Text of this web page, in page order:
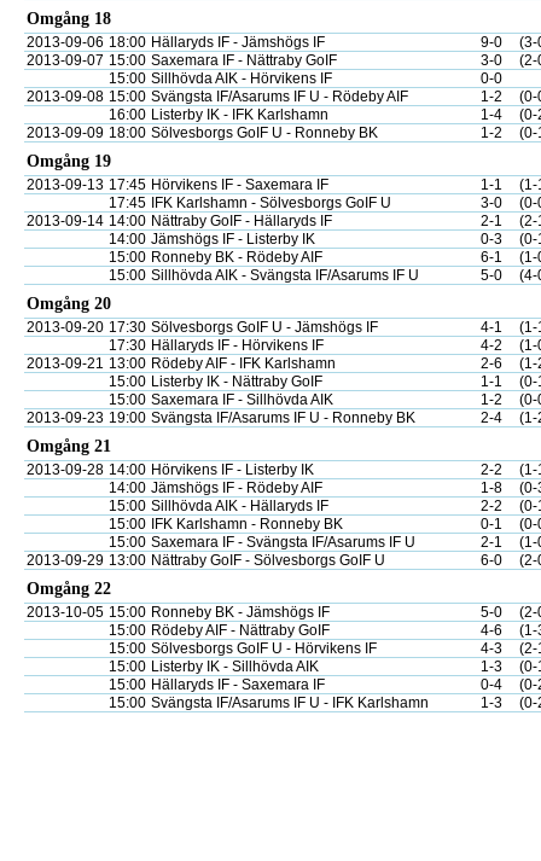
Omgång 18
2013-09-06 18:00 Hällaryds IF - Jämshögs IF 9-0
(3-
2013-09-07 15:00 Saxemara IF - Nättraby GoIF 3-0
(2-
15:00 Sillhövda AIK - Hörvikens IF
0-0
2013-09-08 15:00 Svängsta IF/Asarums IF U - Rödeby AIF 1-2
(0-
16:00 Listerby IK - IFK Karlshamn 1-4
(0-
2013-09-09 18:00 Sölvesborgs GoIF U - Ronneby BK 1-2 (0-
Omgång 19
2013-09-13 17:45 Hörvikens IF - Saxemara IF 1-1
(1-
17:45
IFK Karlshamn - Sölvesborgs GoIF U 3-0
(0-
2013-09-14 14:00 Nättraby GoIF - Hällaryds IF 2-1
(2-
14:00 Jämshögs IF - Listerby IK 0-3
(0-
15:00 Ronneby BK - Rödeby AIF 6-1
(1-
15:00 Sillhövda AIK - Svängsta IF/Asarums IF U 5-0 (4-
Omgång 20
2013-09-20 17:30 Sölvesborgs GoIF U - Jämshögs IF 4-1
(1-
17:30 Hällaryds IF - Hörvikens IF 4-2
(1-
2013-09-21 13:00 Rödeby AIF - IFK Karlshamn 2-6
(1-
15:00 Listerby IK - Nättraby GoIF 1-1
(0-
15:00 Saxemara IF - Sillhövda AIK 1-2
(0-
2013-09-23 19:00 Svängsta IF/Asarums IF U - Ronneby BK 2-4 (1-
Omgång 21
2013-09-28 14:00 Hörvikens IF - Listerby IK 2-2
(1-
14:00 Jämshögs IF - Rödeby AIF 1-8
(0-
15:00 Sillhövda AIK - Hällaryds IF 2-2
(0-
15:00
IFK Karlshamn - Ronneby BK 0-1
(0-
15:00 Saxemara IF - Svängsta IF/Asarums IF U 2-1
(1-
2013-09-29 13:00 Nättraby GoIF - Sölvesborgs GoIF U 6-0 (2-
Omgång 22
2013-10-05 15:00 Ronneby BK - Jämshögs IF 5-0
(2-
15:00 Rödeby AIF - Nättraby GoIF 4-6
(1-
15:00 Sölvesborgs GoIF U - Hörvikens IF 4-3
(2-
15:00 Listerby IK - Sillhövda AIK 1-3
(0-
15:00 Hällaryds IF - Saxemara IF 0-4
(0-
15:00 Svängsta IF/Asarums IF U - IFK Karlshamn 1-3 (0-